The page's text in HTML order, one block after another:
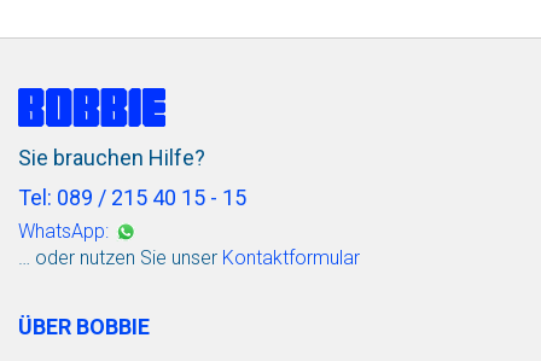
Sie brauchen Hilfe?
Tel: 089 / 215 40 15 - 15
WhatsApp:
… oder nutzen Sie unser Kontaktformular
ÜBER BOBBIE